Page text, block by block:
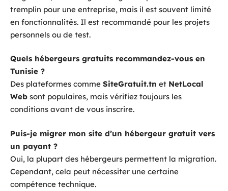
tremplin pour une entreprise, mais il est souvent limité
en fonctionnalités. Il est recommandé pour les projets
personnels ou de test.
Quels hébergeurs gratuits recommandez-vous en
Tunisie ?
Des plateformes comme SiteGratuit.tn et NetLocal
Web sont populaires, mais vérifiez toujours les
conditions avant de vous inscrire.
Puis-je migrer mon site d’un hébergeur gratuit vers
un payant ?
Oui, la plupart des hébergeurs permettent la migration.
Cependant, cela peut nécessiter une certaine
compétence technique.